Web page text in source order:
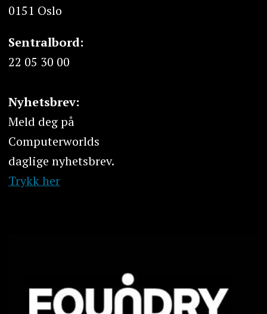
0151 Oslo
Sentralbord:
22 05 30 00
Nyhetsbrev:
Meld deg på
Computerworlds
daglige nyhetsbrev.
Trykk her